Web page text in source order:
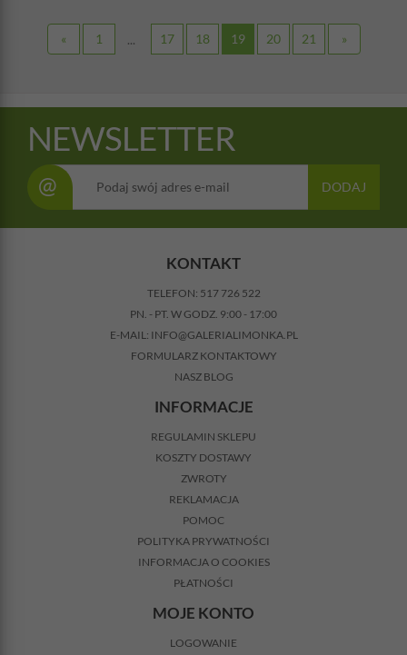
« 1 ... 17 18 19 20 21 »
NEWSLETTER
@ DODAJ
KONTAKT
TELEFON: 517 726 522
PN. - PT. W GODZ. 9:00 - 17:00
E-MAIL: INFO@GALERIALIMONKA.PL
FORMULARZ KONTAKTOWY
NASZ BLOG
INFORMACJE
REGULAMIN SKLEPU
KOSZTY DOSTAWY
ZWROTY
REKLAMACJA
POMOC
POLITYKA PRYWATNOŚCI
INFORMACJA O COOKIES
PŁATNOŚCI
MOJE KONTO
LOGOWANIE